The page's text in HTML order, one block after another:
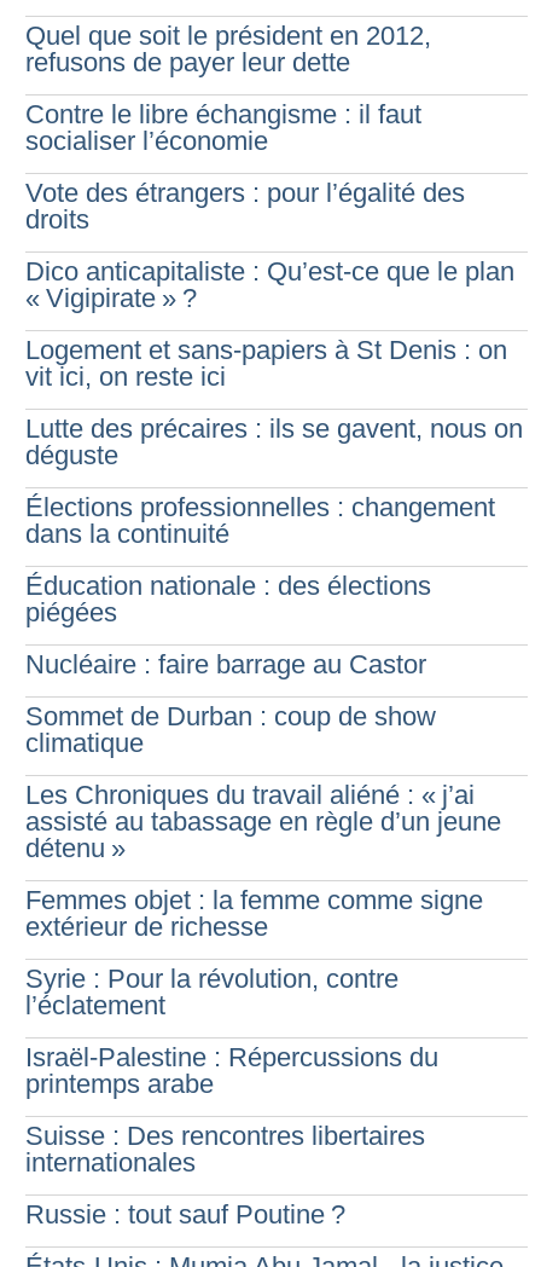
Quel que soit le président en 2012,
refusons de payer leur dette
Contre le libre échangisme : il faut
socialiser l’économie
Vote des étrangers : pour l’égalité des
droits
Dico anticapitaliste : Qu’est-ce que le plan
« Vigipirate » ?
Logement et sans-papiers à St Denis : on
vit ici, on reste ici
Lutte des précaires : ils se gavent, nous on
déguste
Élections professionnelles : changement
dans la continuité
Éducation nationale : des élections
piégées
Nucléaire : faire barrage au Castor
Sommet de Durban : coup de show
climatique
Les Chroniques du travail aliéné : « j’ai
assisté au tabassage en règle d’un jeune
détenu »
Femmes objet : la femme comme signe
extérieur de richesse
Syrie : Pour la révolution, contre
l’éclatement
Israël-Palestine : Répercussions du
printemps arabe
Suisse : Des rencontres libertaires
internationales
Russie : tout sauf Poutine ?